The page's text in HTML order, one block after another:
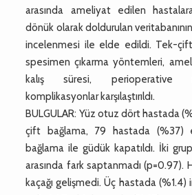
arasında ameliyat edilen
dönük olarak doldurulan
incelenmesi ile elde edildi. Tek-
spesimen çıkarma yöntemleri,
kalış süresi, perioperative
komplikasyonlar karşılaştırıldı.
BULGULAR: Yüz otuz dört hastada
çift bağlama, 79 hastada (%37)
bağlama ile güdük kapatıldı. İki
arasında fark saptanmadı (p=0.97).
kaçağı gelişmedi. Üç hastada